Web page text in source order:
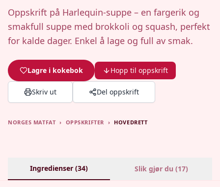
Oppskrift på Harlequin-suppe – en fargerik og
smakfull suppe med brokkoli og squash, perfekt
for kalde dager. Enkel å lage og full av smak.
Lagre i kokebok Hopp til oppskrift
Skriv ut Del oppskrift
NORGES MATFAT › OPPSKRIFTER › HOVEDRETT
Ingredienser (34) Slik gjør du (17)